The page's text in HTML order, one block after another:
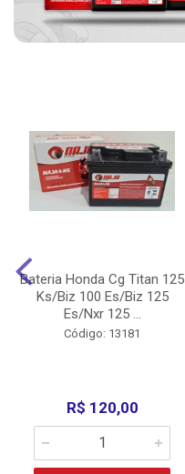
Bateria Honda Cg Titan 125
Ks/Biz 100 Es/Biz 125
Es/Nxr 125 ...
Código: 13181
R$ 120,00